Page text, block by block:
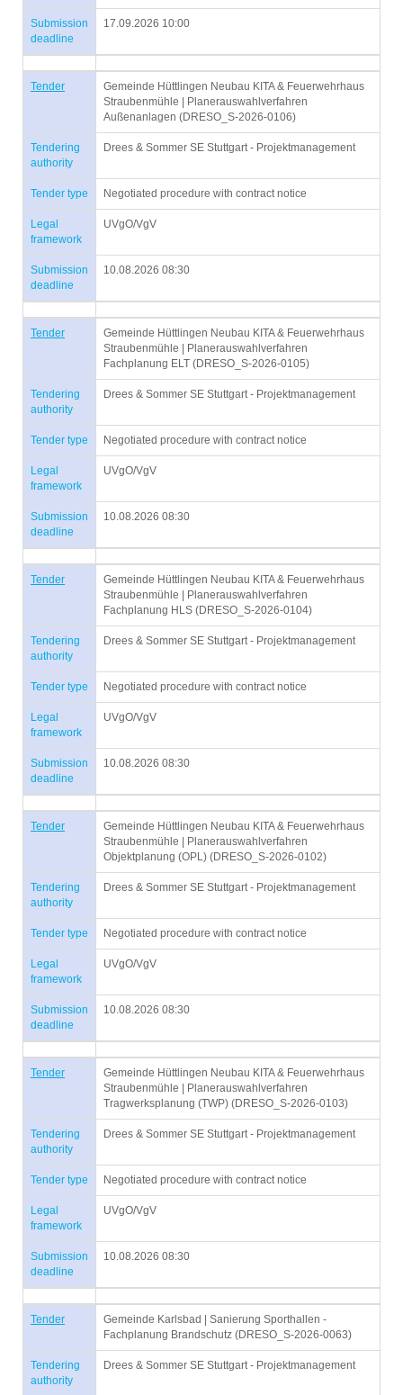
Submission
deadline
17.09.2026 10:00
Tender
Gemeinde Hüttlingen Neubau KITA & Feuerwehrhaus
Straubenmühle | Planerauswahlverfahren
Außenanlagen (DRESO_S-2026-0106)
Tendering
authority
Drees & Sommer SE Stuttgart - Projektmanagement
Tender type Negotiated procedure with contract notice
Legal
framework
UVgO/VgV
Submission
deadline
10.08.2026 08:30
Tender
Gemeinde Hüttlingen Neubau KITA & Feuerwehrhaus
Straubenmühle | Planerauswahlverfahren
Fachplanung ELT (DRESO_S-2026-0105)
Tendering
authority
Drees & Sommer SE Stuttgart - Projektmanagement
Tender type Negotiated procedure with contract notice
Legal
framework
UVgO/VgV
Submission
deadline
10.08.2026 08:30
Tender
Gemeinde Hüttlingen Neubau KITA & Feuerwehrhaus
Straubenmühle | Planerauswahlverfahren
Fachplanung HLS (DRESO_S-2026-0104)
Tendering
authority
Drees & Sommer SE Stuttgart - Projektmanagement
Tender type Negotiated procedure with contract notice
Legal
framework
UVgO/VgV
Submission
deadline
10.08.2026 08:30
Tender
Gemeinde Hüttlingen Neubau KITA & Feuerwehrhaus
Straubenmühle | Planerauswahlverfahren
Objektplanung (OPL) (DRESO_S-2026-0102)
Tendering
authority
Drees & Sommer SE Stuttgart - Projektmanagement
Tender type Negotiated procedure with contract notice
Legal
framework
UVgO/VgV
Submission
deadline
10.08.2026 08:30
Tender
Gemeinde Hüttlingen Neubau KITA & Feuerwehrhaus
Straubenmühle | Planerauswahlverfahren
Tragwerksplanung (TWP) (DRESO_S-2026-0103)
Tendering
authority
Drees & Sommer SE Stuttgart - Projektmanagement
Tender type Negotiated procedure with contract notice
Legal
framework
UVgO/VgV
Submission
deadline
10.08.2026 08:30
Tender
Gemeinde Karlsbad | Sanierung Sporthallen -
Fachplanung Brandschutz (DRESO_S-2026-0063)
Tendering
authority
Drees & Sommer SE Stuttgart - Projektmanagement